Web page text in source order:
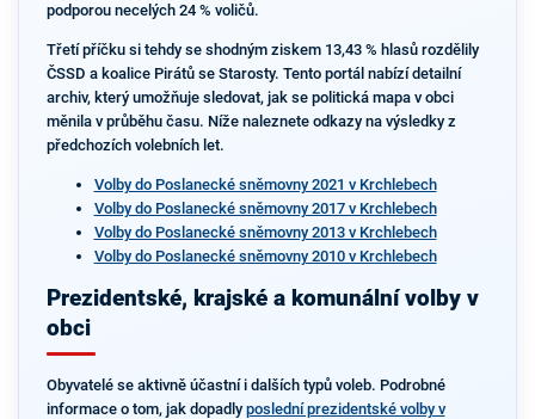
podporou necelých 24 % voličů.
Třetí příčku si tehdy se shodným ziskem 13,43 % hlasů rozdělily
ČSSD a koalice Pirátů se Starosty. Tento portál nabízí detailní
archiv, který umožňuje sledovat, jak se politická mapa v obci
měnila v průběhu času. Níže naleznete odkazy na výsledky z
předchozích volebních let.
Volby do Poslanecké sněmovny 2021 v Krchlebech
Volby do Poslanecké sněmovny 2017 v Krchlebech
Volby do Poslanecké sněmovny 2013 v Krchlebech
Volby do Poslanecké sněmovny 2010 v Krchlebech
Prezidentské, krajské a komunální volby v
obci
Obyvatelé se aktivně účastní i dalších typů voleb. Podrobné
informace o tom, jak dopadly poslední prezidentské volby v